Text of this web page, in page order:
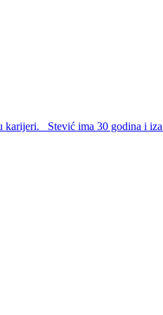
karijeri. Stević ima 30 godina i